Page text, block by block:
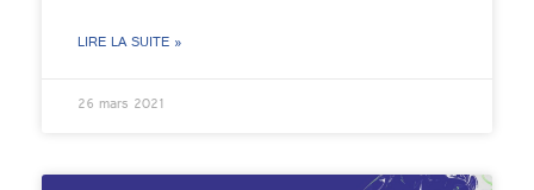
LIRE LA SUITE »
26 mars 2021